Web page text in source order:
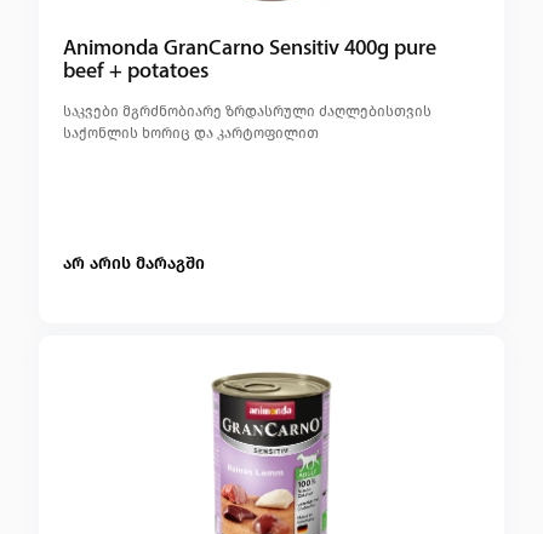
Animonda GranCarno Sensitiv 400g pure
beef + potatoes
საკვები მგრძნობიარე ზრდასრული ძაღლებისთვის
საქონლის ხორიც და კარტოფილით
არ არის მარაგში